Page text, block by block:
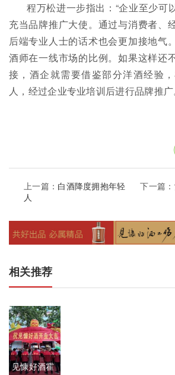
程万松进一步指出：“企业至少可
充当品牌推广大使。通过与消费者、
后端专业人士的话术也会更加接地气
酒师在一线市场的比例。如果这样还
接，酒企就需要借鉴部分洋酒经验
人，经过企业专业培训后进行品牌推广
上一篇： 白酒降度拥抱年轻
人
下一篇：
相关推荐
见慷好酒霍